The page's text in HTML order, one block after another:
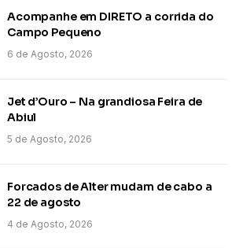
Acompanhe em DIRETO a corrida do
Campo Pequeno
6 de Agosto, 2026
Jet d’Ouro – Na grandiosa Feira de
Abiul
5 de Agosto, 2026
Forcados de Alter mudam de cabo a
22 de agosto
4 de Agosto, 2026